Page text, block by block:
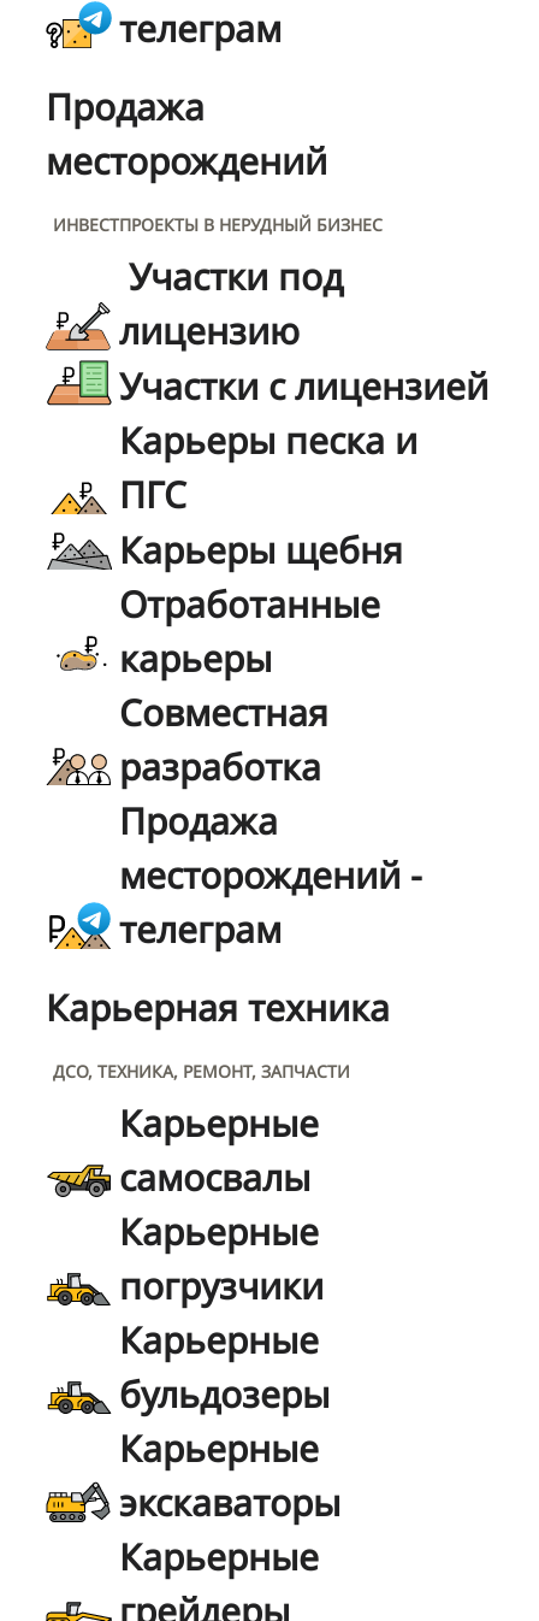
телеграм
Продажа
месторождений
ИНВЕСТПРОЕКТЫ В НЕРУДНЫЙ БИЗНЕС
Участки под
лицензию
Участки с лицензией
Карьеры песка и
ПГС
Карьеры щебня
Отработанные
карьеры
Совместная
разработка
Продажа
месторождений -
телеграм
Карьерная техника
ДСО, ТЕХНИКА, РЕМОНТ, ЗАПЧАСТИ
Карьерные
самосвалы
Карьерные
погрузчики
Карьерные
бульдозеры
Карьерные
экскаваторы
Карьерные
грейдеры